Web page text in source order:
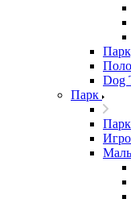
Dog
Парк
Парк